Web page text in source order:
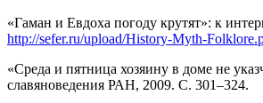
«Гаман и Евдоха погоду крутят»: к
http://sefer.ru/upload/History-Myth-
«Среда и пятница хозяину в доме не
славяноведения РАН, 2009. С. 301–324.